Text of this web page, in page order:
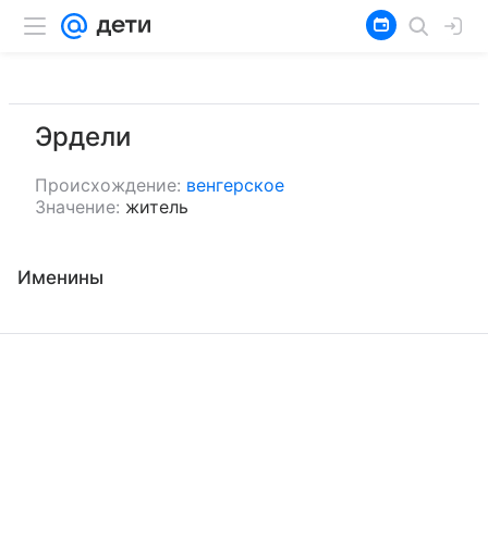
Эрдели
Происхождение: венгерское
Значение: житель
Именины